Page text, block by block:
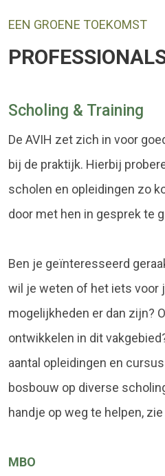
EEN GROENE TOEKOMST
Scholing & Training
De AVIH zet zich in voor
bij de praktijk. Hierbij
scholen en opleidingen zo
door met hen in gesprek te
Ben je geïnteresseerd
wil je weten of het iets voor
mogelijkheden er dan zijn?
ontwikkelen in dit
aantal opleidingen en
bosbouw op diverse
handje op weg te helpen,
MBO